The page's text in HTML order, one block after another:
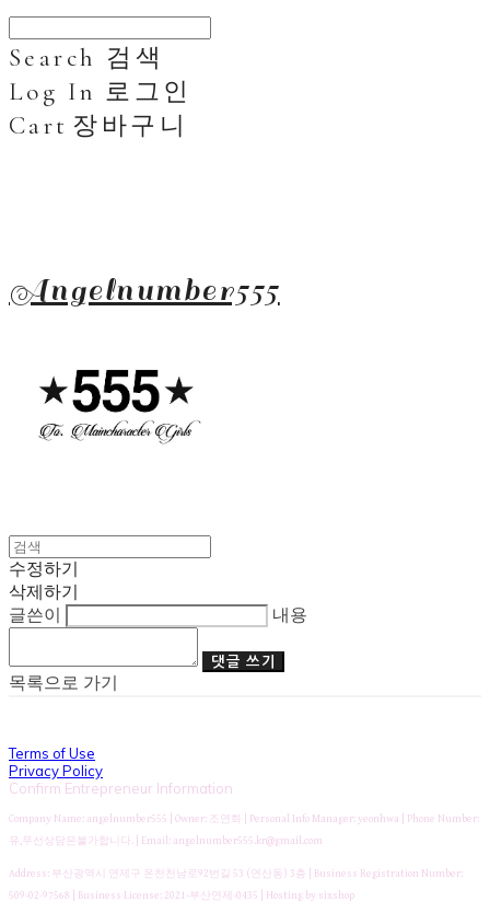
Search 검색
Log In 로그인
Cart 장바구니
Angelnumber555
수정하기
삭제하기
글쓴이
내용
댓글 쓰기
목록으로 가기
Terms of Use
Privacy Policy
Confirm Entrepreneur Information
Company Name: angelnumber555 | Owner: 조연화 | Personal Info Manager: yeonhwa | Phone Number:
유,무선상담은불가합니다. | Email: angelnumber555.kr@gmail.com
Address: 부산광역시 연제구 온천천남로92번길 53 (연산동) 3층 | Business Registration Number:
509-02-97568 | Business License:2021-부산연제-0435 | Hosting by sixshop